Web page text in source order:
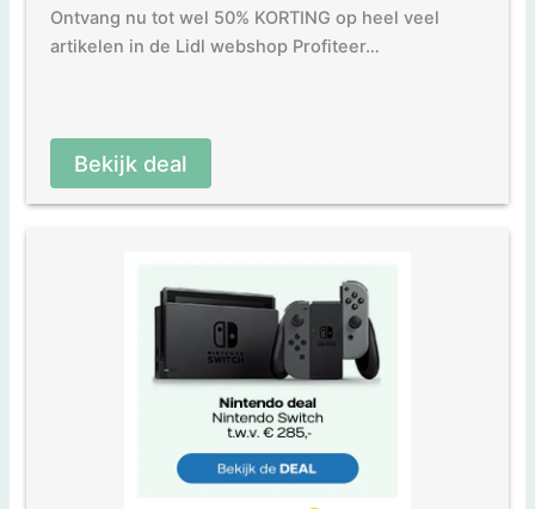
Ontvang nu tot wel 50% KORTING op heel veel
artikelen in de Lidl webshop Profiteer…
Bekijk deal